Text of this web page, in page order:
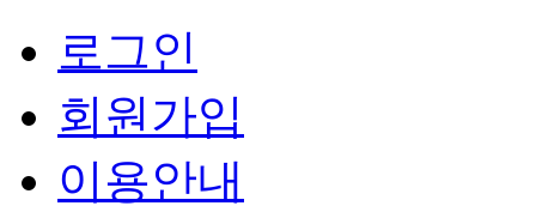
로그인
회원가입
이용안내